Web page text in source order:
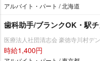
アルバイト・パート / 北海道
歯科助手/ブランクOK・駅
医療法人社団清志会 豪徳寺川村デ
時給1,400円